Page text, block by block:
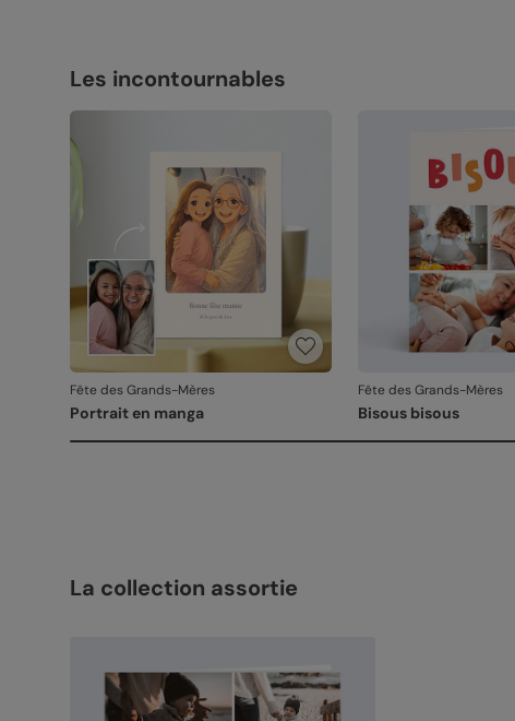
Les incontournables
Fête des Grands-Mères
Portrait en manga
Fête des Grands-Mères
Bisous bisous
La collection assortie